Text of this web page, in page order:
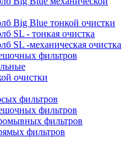
Big Blue тонкой очистки
SL - тонкая очистка
SL -механическая очистка
фильтров
очистки
фильтров
фильтров
фильтров
фильтров